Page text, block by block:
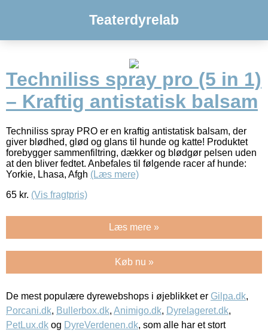
Teaterdyrelab
Techniliss spray pro (5 in 1)
– Kraftig antistatisk balsam
Techniliss spray PRO er en kraftig antistatisk balsam, der
giver blødhed, glød og glans til hunde og katte! Produktet
forebygger sammenfiltring, dækker og blødgør pelsen uden
at den bliver fedtet. Anbefales til følgende racer af hunde:
Yorkie, Lhasa, Afgh (Læs mere)
65 kr. (Vis fragtpris)
Læs mere »
Køb nu »
De mest populære dyrewebshops i øjeblikket er Gilpa.dk,
Porcani.dk, Bullerbox.dk, Animigo.dk, Dyrelageret.dk,
PetLux.dk og DyreVerdenen.dk, som alle har et stort